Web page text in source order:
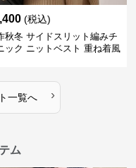
(税込)
秋冬 サイドスリット編みチ
ック ニットベスト 重ね着風
一覧へ ›
ム